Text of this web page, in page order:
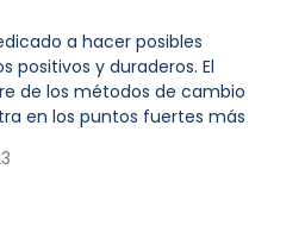
a hacer posibles
positivos y duraderos. El
de los métodos de cambio
en los puntos fuertes más